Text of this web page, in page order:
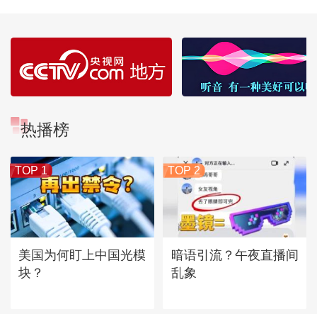
热播榜
TOP 1
美国为何盯上中国光模
块？
TOP 2
暗语引流？午夜直播间
乱象